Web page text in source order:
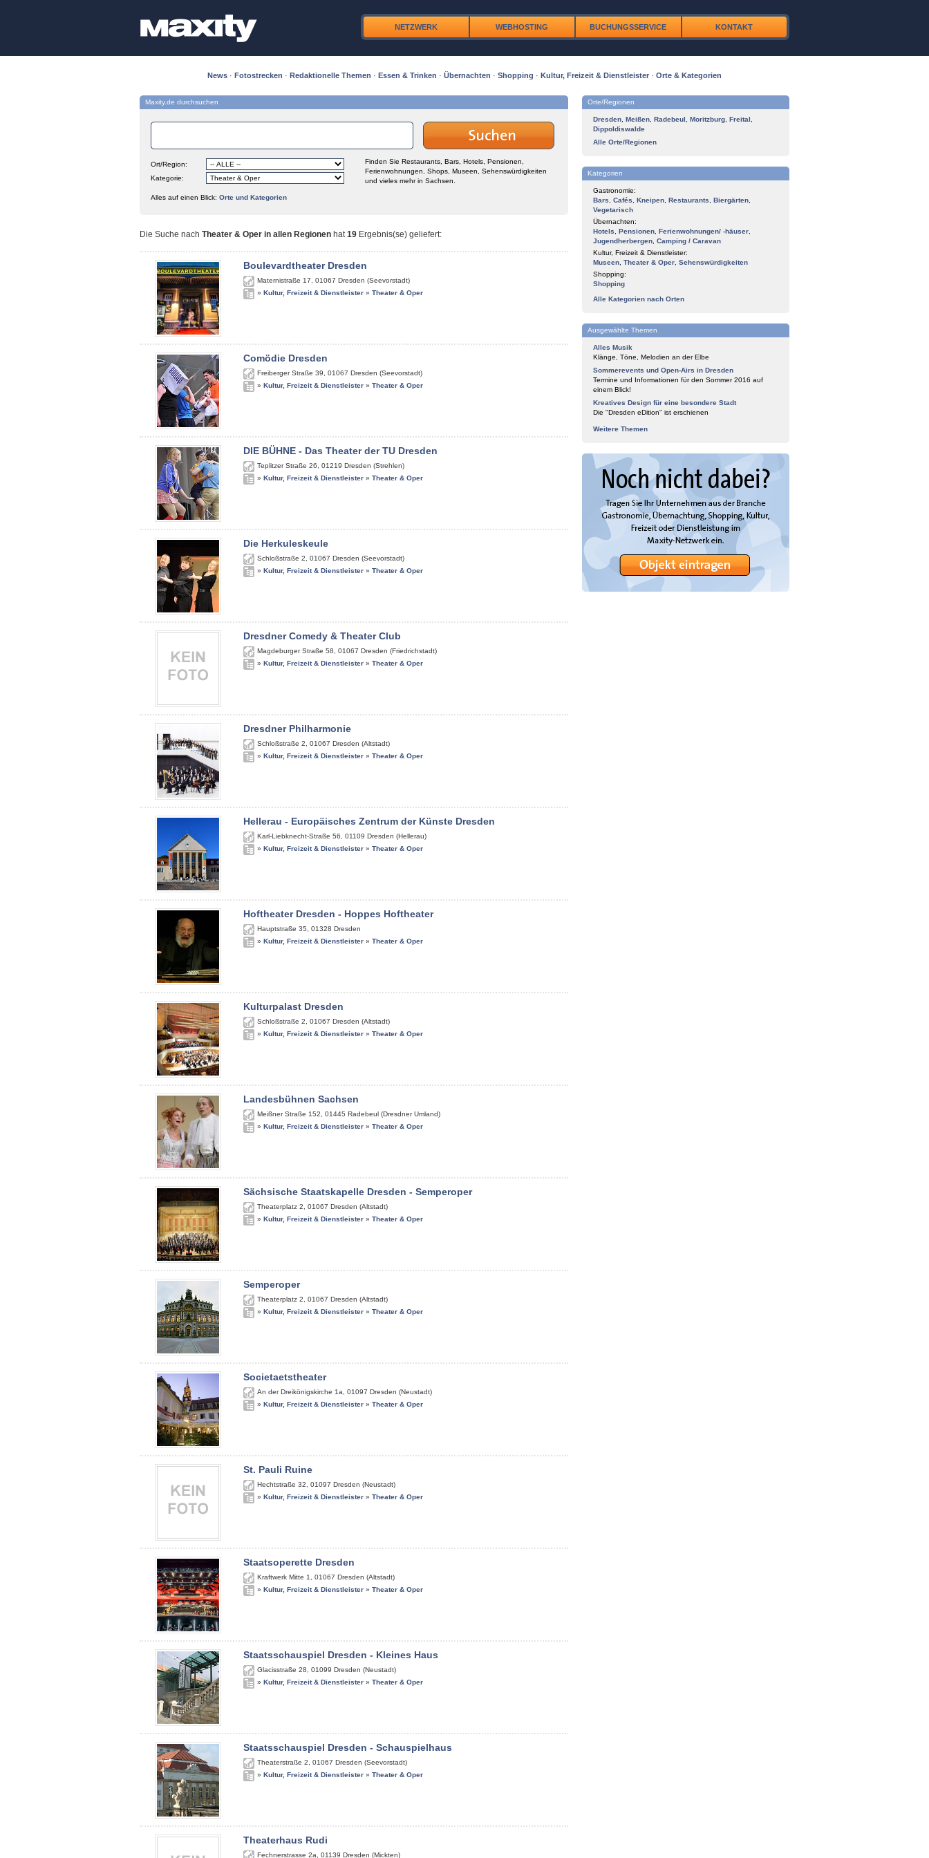
NETZWERK WEBHOSTING BUCHUNGSSERVICE KONTAKT
News · Fotostrecken · Redaktionelle Themen · Essen & Trinken · Übernachten · Shopping · Kultur, Freizeit & Dienstleister · Orte & Kategorien
Maxity.de durchsuchen
Ort/Region:
Kategorie:
Finden Sie Restaurants, Bars, Hotels, Pensionen,
Ferienwohnungen, Shops, Museen, Sehenswürdigkeiten
und vieles mehr in Sachsen.
Alles auf einen Blick: Orte und Kategorien
Die Suche nach Theater & Oper in allen Regionen hat19 Ergebnis(se) geliefert:
Boulevardtheater Dresden
Maternistraße 17 01067 Dresden (Seevorstadt)
» Kultur, Freizeit & Dienstleister » Theater & Oper
Comödie Dresden
Freiberger Straße 39 01067 Dresden (Seevorstadt)
» Kultur, Freizeit & Dienstleister » Theater & Oper
DIE BÜHNE - Das Theater der TU Dresden
Teplitzer Straße 26 01219 Dresden (Strehlen)
» Kultur, Freizeit & Dienstleister » Theater & Oper
Die Herkuleskeule
Schloßstraße 2 01067 Dresden (Seevorstadt)
» Kultur, Freizeit & Dienstleister » Theater & Oper
Dresdner Comedy & Theater Club
Magdeburger Straße 58 01067 Dresden (Friedrichstadt)
» Kultur, Freizeit & Dienstleister » Theater & Oper
Dresdner Philharmonie
Schloßstraße 2 01067 Dresden (Altstadt)
» Kultur, Freizeit & Dienstleister » Theater & Oper
Hellerau - Europäisches Zentrum der Künste Dresden
Karl-Liebknecht-Straße 56 01109 Dresden (Hellerau)
» Kultur, Freizeit & Dienstleister » Theater & Oper
Hoftheater Dresden - Hoppes Hoftheater
Hauptstraße 35 01328 Dresden
» Kultur, Freizeit & Dienstleister » Theater & Oper
Kulturpalast Dresden
Schloßstraße 2 01067 Dresden (Altstadt)
» Kultur, Freizeit & Dienstleister » Theater & Oper
Landesbühnen Sachsen
Meißner Straße 152 01445 Radebeul (Dresdner Umland)
» Kultur, Freizeit & Dienstleister » Theater & Oper
Sächsische Staatskapelle Dresden - Semperoper
Theaterplatz 2 01067 Dresden (Altstadt)
» Kultur, Freizeit & Dienstleister » Theater & Oper
Semperoper
Theaterplatz 2 01067 Dresden (Altstadt)
» Kultur, Freizeit & Dienstleister » Theater & Oper
Societaetstheater
An der Dreikönigskirche 1a 01097 Dresden (Neustadt)
» Kultur, Freizeit & Dienstleister » Theater & Oper
St. Pauli Ruine
Hechtstraße 32 01097 Dresden (Neustadt)
» Kultur, Freizeit & Dienstleister » Theater & Oper
Staatsoperette Dresden
Kraftwerk Mitte 1 01067 Dresden (Altstadt)
» Kultur, Freizeit & Dienstleister » Theater & Oper
Staatsschauspiel Dresden - Kleines Haus
Glacisstraße 28 01099 Dresden (Neustadt)
» Kultur, Freizeit & Dienstleister » Theater & Oper
Staatsschauspiel Dresden - Schauspielhaus
Theaterstraße 2 01067 Dresden (Seevorstadt)
» Kultur, Freizeit & Dienstleister » Theater & Oper
Theaterhaus Rudi
Fechnerstrasse 2a 01139 Dresden (Mickten)
Orte/Regionen
Dresden Meißen Radebeul Moritzburg Freital
Dippoldiswalde
Alle Orte/Regionen
Kategorien
Gastronomie:
Bars
Cafés Kneipen Restaurants Biergärten
Vegetarisch
Übernachten:
Hotels
Pensionen Ferienwohnungen/ -häuser
Jugendherbergen Camping / Caravan
Kultur, Freizeit & Dienstleister:
Museen Theater & Oper Sehenswürdigkeiten
Shopping:
Shopping
Alle Kategorien nach Orten
Ausgewählte Themen
Alles Musik
Klänge, Töne, Melodien an der Elbe
Sommerevents und Open-Airs in Dresden
Termine und Informationen für den Sommer 2016 auf
einem Blick!
Kreatives Design für eine besondere Stadt
Die "Dresden eDition" ist erschienen
Weitere Themen